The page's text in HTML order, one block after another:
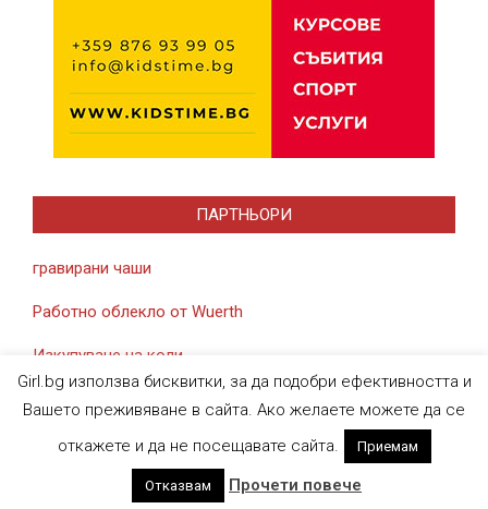
ПАРТНЬОРИ
гравирани чаши
Работно облекло от Wuerth
Изкупуване на коли
Designed usingMagazine News Byte. Powered byWordPress
Girl.bg използва бисквитки, за да подобри ефективността и
Вашето преживяване в сайта. Ако желаете можете да се
откажете и да не посещавате сайта.
Приемам
Отказвам Прочети повече